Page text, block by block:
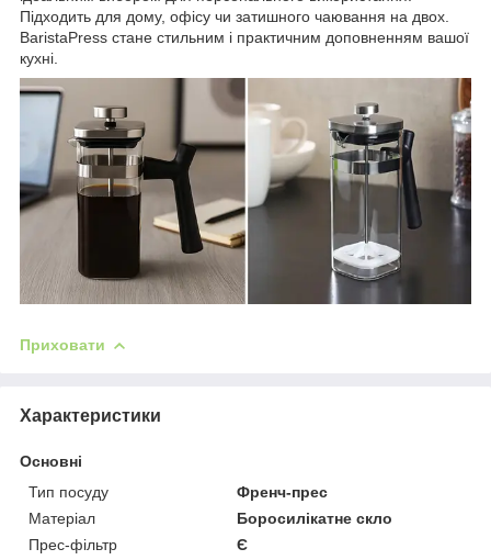
Підходить для дому, офісу чи затишного чаювання на двох.
BaristaPress стане стильним і практичним доповненням вашої
кухні.
Приховати
Характеристики
Основні
Тип посуду
Френч-прес
Матеріал
Боросилікатне скло
Прес-фільтр
Є